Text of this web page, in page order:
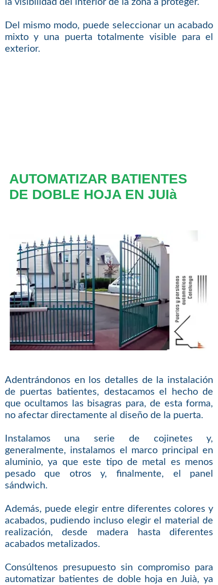
Del mismo modo, puede seleccionar un acabado
mixto y una puerta totalmente visible para el
exterior.
AUTOMATIZAR BATIENTES
DE DOBLE HOJA EN JUIà
Adentrándonos en los detalles de la instalación
de puertas batientes, destacamos el hecho de
que ocultamos las bisagras para, de esta forma,
no afectar directamente al diseño de la puerta.
Instalamos una serie de cojinetes y,
generalmente, instalamos el marco principal en
aluminio, ya que este tipo de metal es menos
pesado que otros y, finalmente, el panel
sándwich.
Además, puede elegir entre diferentes colores y
acabados, pudiendo incluso elegir el material de
realización, desde madera hasta diferentes
acabados metalizados.
Consúltenos presupuesto sin compromiso para
automatizar batientes de doble hoja en Juià, ya